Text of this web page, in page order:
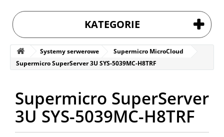
KATEGORIE
Systemy serwerowe
Supermicro MicroCloud
Supermicro SuperServer 3U SYS-5039MC-H8TRF
Supermicro SuperServer
3U SYS-5039MC-H8TRF